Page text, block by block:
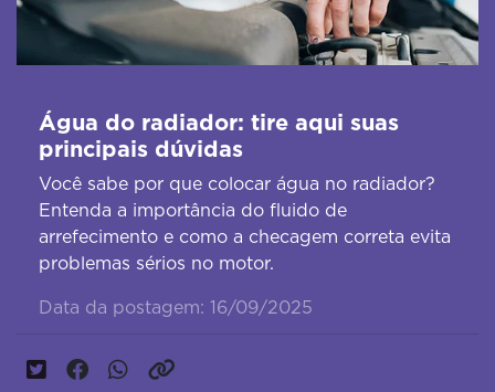
Água do radiador: tire aqui suas
principais dúvidas
Você sabe por que colocar água no radiador?
Entenda a importância do fluido de
arrefecimento e como a checagem correta evita
problemas sérios no motor.
Data da postagem: 16/09/2025